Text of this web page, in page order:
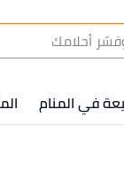
في المنام